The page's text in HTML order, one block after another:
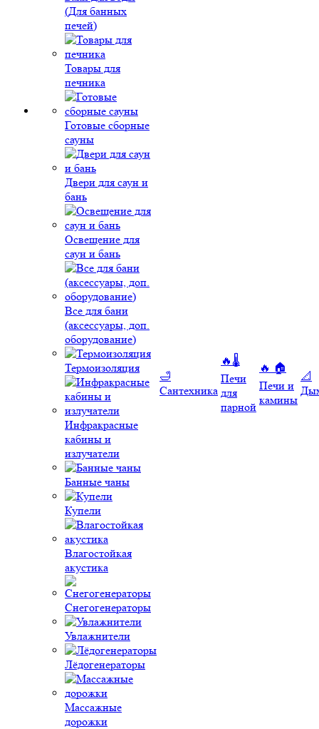
(Для банных
печей)
Товары для
печника
Готовые сборные
сауны
Двери для саун и
бань
Освещение для
саун и бань
Все для бани
(аксессуары, доп.
оборудование)
Термоизоляция
Инфракрасные
кабины и
излучатели
Банные чаны
Купели
Влагостойкая
акустика
Снегогенераторы
Увлажнители
Лёдогенераторы
Массажные
дорожки
🛁
Сантехника
🔥🌡️
Печи
для
парной
🔥 🏠
Печи и
камины
📐